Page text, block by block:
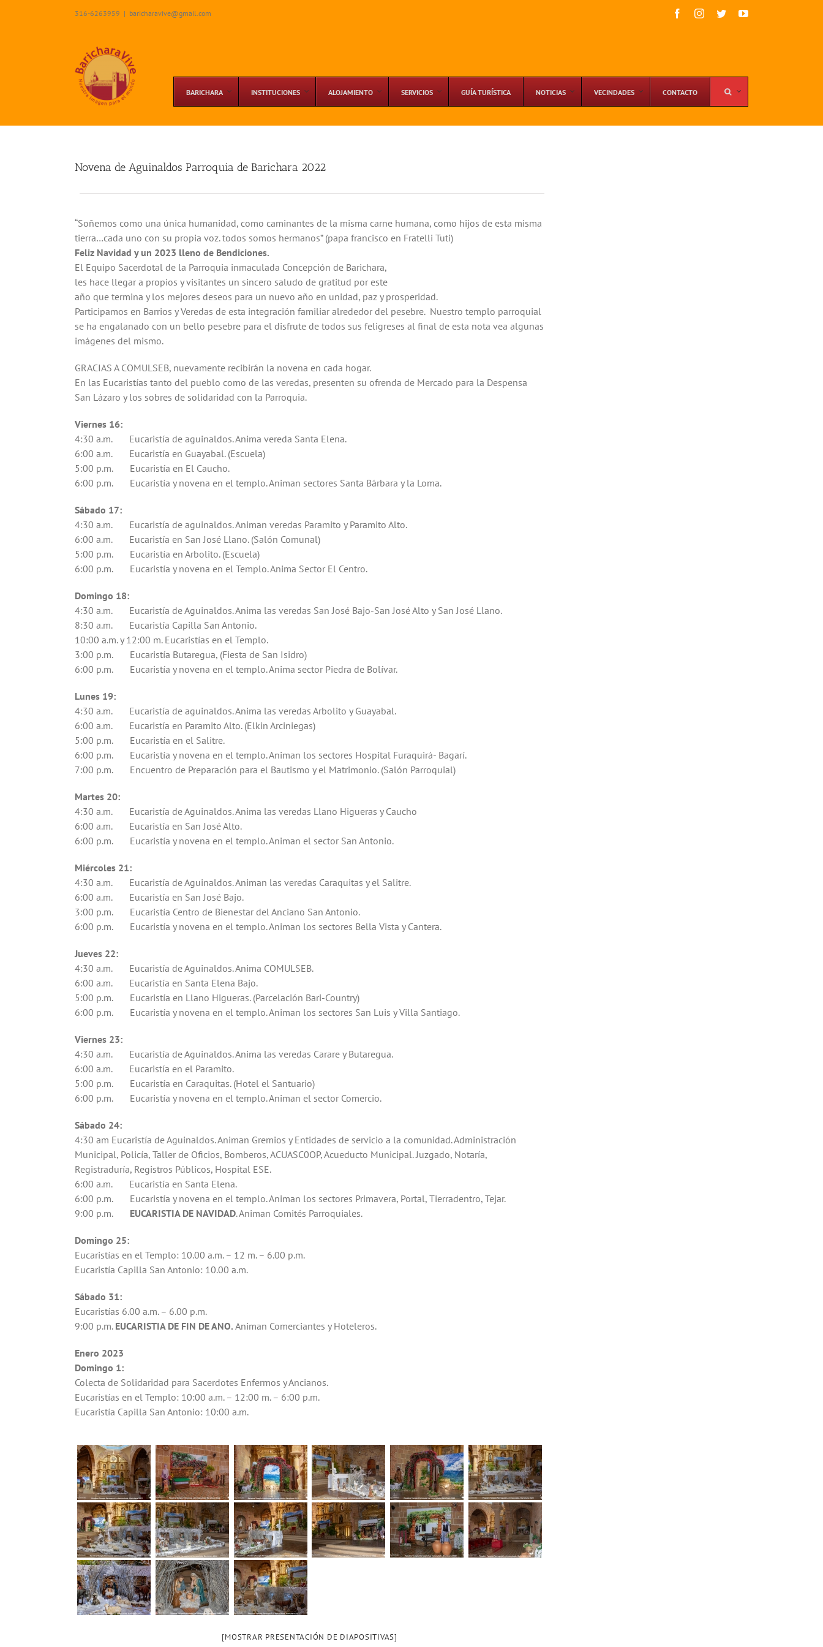
316-6263959 | baricharavive@gmail.com FacebookInstagram
TwitterYouTube
BARICHARA INSTITUCIONES ALOJAMIENTO SERVICIOS GUÍA TURÍSTICA NOTICIAS VECINDADES CONTACTO
Novena de Aguinaldos Parroquia de Barichara 2022
“Soñemos como una única humanidad, como caminantes de la misma carne humana, como hijos de esta misma
tierra…cada uno con su propia voz. todos somos hermanos” (papa francisco en Fratelli Tuti)
Feliz Navidad y un 2023 lleno de Bendiciones.
El Equipo Sacerdotal de la Parroquia inmaculada Concepción de Barichara,
les hace llegar a propios y visitantes un sincero saludo de gratitud por este
año que termina y los mejores deseos para un nuevo año en unidad, paz y prosperidad.
Participamos en Barrios y Veredas de esta integración familiar alrededor del pesebre. Nuestro templo parroquial
se ha engalanado con un bello pesebre para el disfrute de todos sus feligreses al final de esta nota vea algunas
imágenes del mismo.
GRACIAS A COMULSEB, nuevamente recibirán la novena en cada hogar.
En las Eucaristías tanto del pueblo como de las veredas, presenten su ofrenda de Mercado para la Despensa
San Lázaro y los sobres de solidaridad con la Parroquia.
Viernes 16:
4:30 a.m. Eucaristía de aguinaldos. Anima vereda Santa Elena.
6:00 a.m. Eucaristía en Guayabal. (Escuela)
5:00 p.m. Eucaristía en El Caucho.
6:00 p.m. Eucaristía y novena en el templo. Animan sectores Santa Bárbara y la Loma.
Sábado 17:
4:30 a.m. Eucaristía de aguinaldos. Animan veredas Paramito y Paramito Alto.
6:00 a.m. Eucaristía en San José Llano. (Salón Comunal)
5:00 p.m. Eucaristía en Arbolito. (Escuela)
6:00 p.m. Eucaristía y novena en el Templo. Anima Sector El Centro.
Domingo 18:
4:30 a.m. Eucaristía de Aguinaldos. Anima las veredas San José Bajo-San José Alto y San José Llano.
8:30 a.m. Eucaristía Capilla San Antonio.
10:00 a.m. y 12:00 m. Eucaristías en el Templo.
3:00 p.m. Eucaristía Butaregua, (Fiesta de San Isidro)
6:00 p.m. Eucaristía y novena en el templo. Anima sector Piedra de Bolívar.
Lunes 19:
4:30 a.m. Eucaristía de aguinaldos. Anima las veredas Arbolito y Guayabal.
6:00 a.m. Eucaristía en Paramito Alto. (Elkin Arciniegas)
5:00 p.m. Eucaristía en el Salitre.
6:00 p.m. Eucaristía y novena en el templo. Animan los sectores Hospital Furaquirá- Bagarí.
7:00 p.m. Encuentro de Preparación para el Bautismo y el Matrimonio. (Salón Parroquial)
Martes 20:
4:30 a.m. Eucaristía de Aguinaldos. Anima las veredas Llano Higueras y Caucho
6:00 a.m. Eucaristía en San José Alto.
6:00 p.m. Eucaristía y novena en el templo. Animan el sector San Antonio.
Miércoles 21:
4:30 a.m. Eucaristía de Aguinaldos. Animan las veredas Caraquitas y el Salitre.
6:00 a.m. Eucaristía en San José Bajo.
3:00 p.m. Eucaristía Centro de Bienestar del Anciano San Antonio.
6:00 p.m. Eucaristía y novena en el templo. Animan los sectores Bella Vista y Cantera.
Jueves 22:
4:30 a.m. Eucaristía de Aguinaldos. Anima COMULSEB.
6:00 a.m. Eucaristía en Santa Elena Bajo.
5:00 p.m. Eucaristía en Llano Higueras. (Parcelación Bari-Country)
6:00 p.m. Eucaristía y novena en el templo. Animan los sectores San Luis y Villa Santiago.
Viernes 23:
4:30 a.m. Eucaristía de Aguinaldos. Anima las veredas Carare y Butaregua.
6:00 a.m. Eucaristía en el Paramito.
5:00 p.m. Eucaristía en Caraquitas. (Hotel el Santuario)
6:00 p.m. Eucaristía y novena en el templo. Animan el sector Comercio.
Sábado 24:
4:30 am Eucaristía de Aguinaldos. Animan Gremios y Entidades de servicio a la comunidad. Administración
Municipal, Policía, Taller de Oficios, Bomberos, ACUASC0OP, Acueducto Municipal. Juzgado, Notaría,
Registraduría, Registros Públicos, Hospital ESE.
6:00 a.m. Eucaristía en Santa Elena.
6:00 p.m. Eucaristía y novena en el templo. Animan los sectores Primavera, Portal, Tierradentro, Tejar.
9:00 p.m.
EUCARISTIA DE NAVIDAD. Animan Comités Parroquiales.
Domingo 25:
Eucaristías en el Templo: 10.00 a.m. – 12 m. – 6.00 p.m.
Eucaristía Capilla San Antonio: 10.00 a.m.
Sábado 31:
Eucaristías 6.00 a.m. – 6.00 p.m.
9:00 p.m. EUCARISTIA DE FIN DE ANO. Animan Comerciantes y Hoteleros.
Enero 2023
Domingo 1:
Colecta de Solidaridad para Sacerdotes Enfermos y Ancianos.
Eucaristías en el Templo: 10:00 a.m. – 12:00 m. – 6:00 p.m.
Eucaristía Capilla San Antonio: 10:00 a.m.
[MOSTRAR PRESENTACIÓN DE DIAPOSITIVAS]